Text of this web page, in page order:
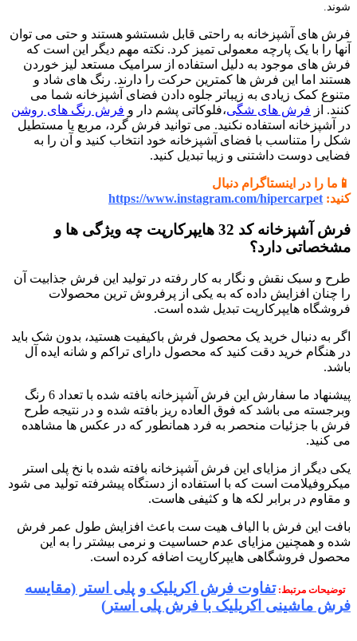
شوند.
فرش های آشپزخانه به راحتی قابل شستشو هستند و حتی می توان
آنها را با یک پارچه معمولی تمیز کرد. نکته مهم دیگر این است که
فرش های موجود به دلیل استفاده از سرامیک مستعد لیز خوردن
هستند اما این فرش ها کمترین حرکت را دارند. رنگ های شاد و
متنوع کمک زیادی به زیباتر جلوه دادن فضای آشپزخانه شما می
کنند. از فرش های شگی،فلوکاتی پشم دار و فرش رنگ های روشن
در آشپزخانه استفاده نکنید. می توانید فرش گرد، مربع یا مستطیل
شکل را متناسب با فضای آشپزخانه خود انتخاب کنید و آن را به
فضایی دوست داشتنی و زیبا تبدیل کنید.
📱ما را در اینستاگرام دنبال
کنید: https://www.instagram.com/hipercarpet
فرش آشپزخانه کد 32 هایپرکارپت چه ویژگی ها و
مشخصاتی دارد؟
طرح و سبک نقش و نگار به کار رفته در تولید این فرش جذابیت آن
را چنان افزایش داده که به یکی از پرفروش ترین محصولات
فروشگاه هایپرکارپت تبدیل شده است.
اگر به دنبال خرید یک محصول فرش باکیفیت هستید، بدون شک باید
در هنگام خرید دقت کنید که محصول دارای تراکم و شانه ایده آل
باشد.
پیشنهاد ما سفارش این فرش آشپزخانه بافته شده با تعداد 6 رنگ
وبرجسته می باشد که فوق العاده ریز بافته شده و در نتیجه طرح
فرش با جزئیات منحصر به فرد همانطور که در عکس ها مشاهده
می کنید.
یکی دیگر از مزایای این فرش آشپزخانه بافته شده با نخ پلی استر
میکروفیلامت است که با استفاده از دستگاه پیشرفته تولید می شود
و مقاوم در برابر لکه ها و کثیفی هاست.
بافت این فرش با الیاف هیت ست باعث افزایش طول عمر فرش
شده و همچنین مزایای عدم حساسیت و نرمی بیشتر را به این
محصول فروشگاهی هایپرکارپت اضافه کرده است.
توضیحات مرتبط: تفاوت فرش اکریلیک و پلی استر (مقایسه
فرش ماشینی اکریلیک با فرش پلی استر)